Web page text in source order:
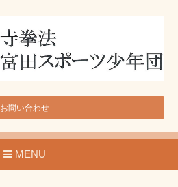
お問い合わせ
MENU